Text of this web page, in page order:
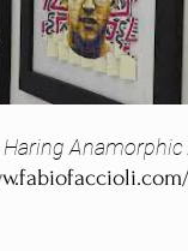
Anamorphic